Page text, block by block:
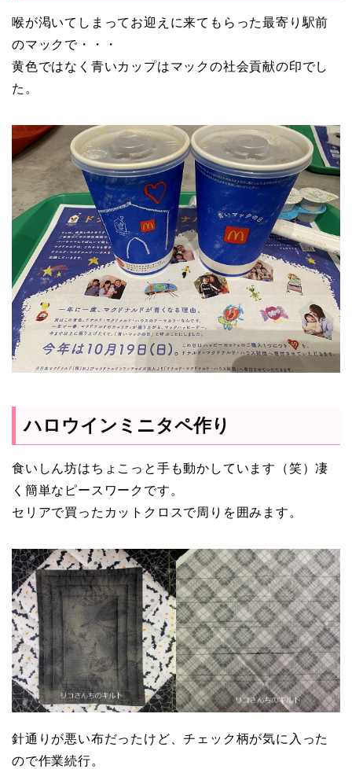
喉が渇いてしまってお迎えに来てもらった最寄り駅前
のマックで・・・
黄色ではなく青いカップはマックの社会貢献の印でし
た。
ハロウインミニタペ作り
食いしん坊はちょこっと手も動かしています（笑）凄
く簡単なピースワークです。
セリアで買ったカットクロスで周りを囲みます。
針通りが悪い布だったけど、チェック柄が気に入った
ので作業続行。